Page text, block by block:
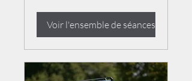
Voir l'ensemble de séances